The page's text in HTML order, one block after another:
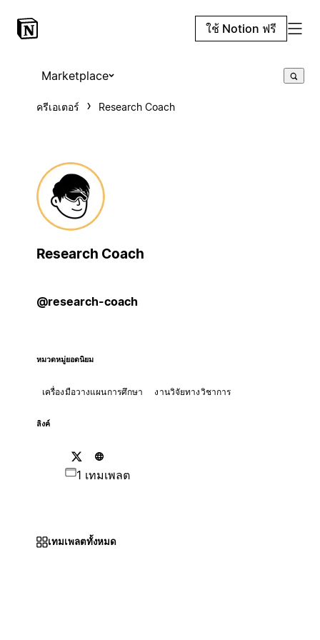
ใช้ Notion ฟรี
Marketplace
ครีเอเตอร์ Research Coach
Research Coach
@research-coach
หมวดหมู่ยอดนิยม
เครื่องมือวางแผนการศึกษา งานวิจัยทางวิชาการ
ลิงค์
1 เทมเพลต
เทมเพลตทั้งหมด